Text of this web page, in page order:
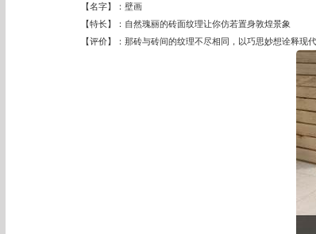
【名字】：壁画
【特长】：自然瑰丽的砖面纹理让你仿若置身敦煌景象
【评价】：那砖与砖间的纹理不尽相同，以巧思妙想诠释现